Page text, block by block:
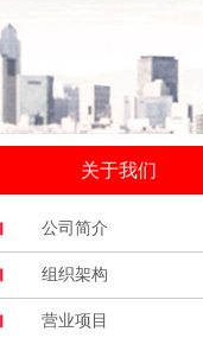
关于我们
公司简介
组织架构
营业项目